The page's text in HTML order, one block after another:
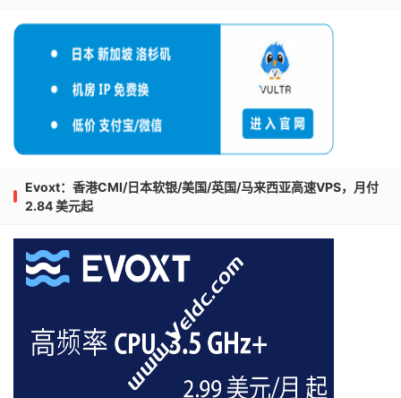
Evoxt：香港CMI/日本软银/美国/英国/马来西亚高速VPS，月付
2.84 美元起